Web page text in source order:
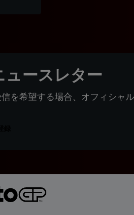
ースレター
を希望する場合、オフィシャ